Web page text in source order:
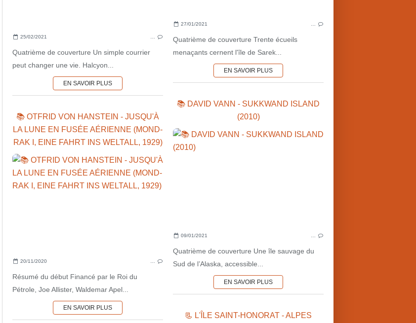
USA
25/02/2021
Quatrième de couverture Un simple courrier
peut changer une vie. Halcyon...
EN SAVOIR PLUS
27/01/2021
Quatrième de couverture Trente écueils
menaçants cernent l'île de Sarek...
EN SAVOIR PLUS
📚 DAVID VANN - SUKKWAND ISLAND
(2010)
09/01/2021
Quatrième de couverture Une île sauvage du
Sud de l’Alaska, accessible...
EN SAVOIR PLUS
📚 OTFRID VON HANSTEIN - JUSQU'À
LA LUNE EN FUSÉE AÉRIENNE (MOND-
RAK I, EINE FAHRT INS WELTALL, 1929)
ÎLES
20/11/2020
Résumé du début Financé par le Roi du
Pétrole, Joe Allister, Waldemar Apel...
EN SAVOIR PLUS
📃 L'ÎLE SAINT-HONORAT - ALPES